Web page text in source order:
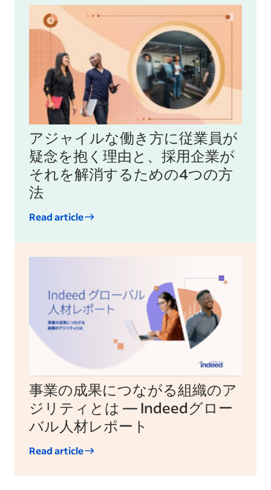
アジャイルな働き方に従業員が
疑念を抱く理由と、採用企業が
それを解消するための4つの方
法
Read article
事業の成果につながる組織のア
ジリティとは — Indeedグロー
バル人材レポート
Read article